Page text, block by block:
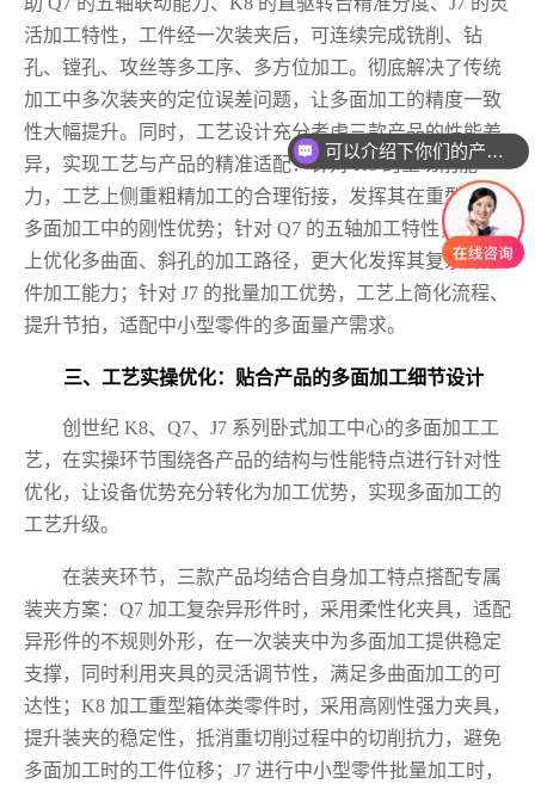
活加工特性，工件经一次装夹后，可连续完成铣削、钻
孔、镗孔、攻丝等多工序、多方位加工。彻底解决了传统
加工中多次装夹的定位误差问题，让多面加工的精度一致
性大幅提升。同时，工艺设计充分考虑三款产品的性能差
异，实现工艺与产品的精准适配：针对 K8 的重切削能
力，工艺上侧重粗精加工的合理衔接，发挥其在重型零件
多面加工中的刚性优势；针对 Q7 的五轴加工特性，工艺
上优化多曲面、斜孔的加工路径，更大化发挥其复杂异形
件加工能力；针对 J7 的批量加工优势，工艺上简化流程、
提升节拍，适配中小型零件的多面量产需求。
三、工艺实操优化：贴合产品的多面加工细节设计
创世纪 K8、Q7、J7 系列卧式加工中心的多面加工工
艺，在实操环节围绕各产品的结构与性能特点进行针对性
优化，让设备优势充分转化为加工优势，实现多面加工的
工艺升级。
在装夹环节，三款产品均结合自身加工特点搭配专属
装夹方案：Q7 加工复杂异形件时，采用柔性化夹具，适配
异形件的不规则外形，在一次装夹中为多面加工提供稳定
支撑，同时利用夹具的灵活调节性，满足多曲面加工的可
达性；K8 加工重型箱体类零件时，采用高刚性强力夹具，
提升装夹的稳定性，抵消重切削过程中的切削抗力，避免
多面加工时的工件位移；J7 进行中小型零件批量加工时，
可以介绍下你们的产品么